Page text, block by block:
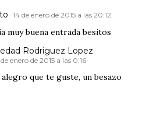
14 de enero de 2015 a las 20:12
muy buena entrada besitos
Rodriguez Lopez
de enero de 2015 a las 0:16
alegro que te guste, un besazo